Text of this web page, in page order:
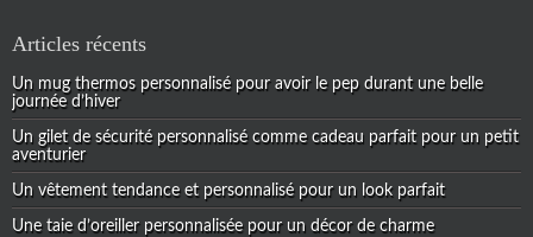
Articles récents
Un mug thermos personnalisé pour avoir le pep durant une belle
journée d’hiver
Un gilet de sécurité personnalisé comme cadeau parfait pour un petit
aventurier
Un vêtement tendance et personnalisé pour un look parfait
Une taie d’oreiller personnalisée pour un décor de charme